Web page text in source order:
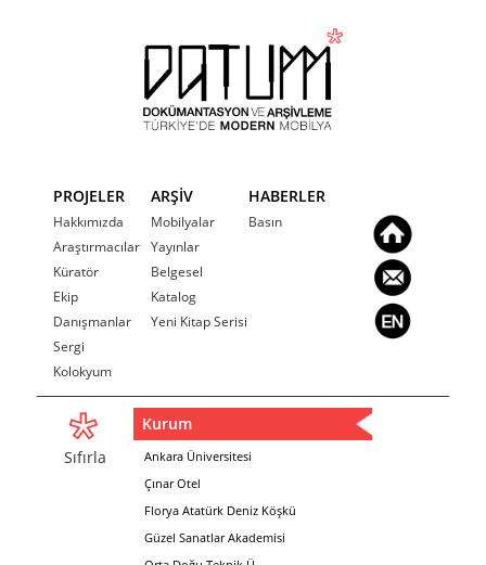
PROJELER
Hakkımızda
Araştırmacılar
Küratör
Ekip
Danışmanlar
Sergi
Kolokyum
ARŞİV
Mobilyalar
Yayınlar
Belgesel
Katalog
Yeni Kitap Serisi
HABERLER
Basın
Sıfırla
Kurum
Ankara Üniversitesi
Çınar Otel
Florya Atatürk Deniz Köşkü
Güzel Sanatlar Akademisi